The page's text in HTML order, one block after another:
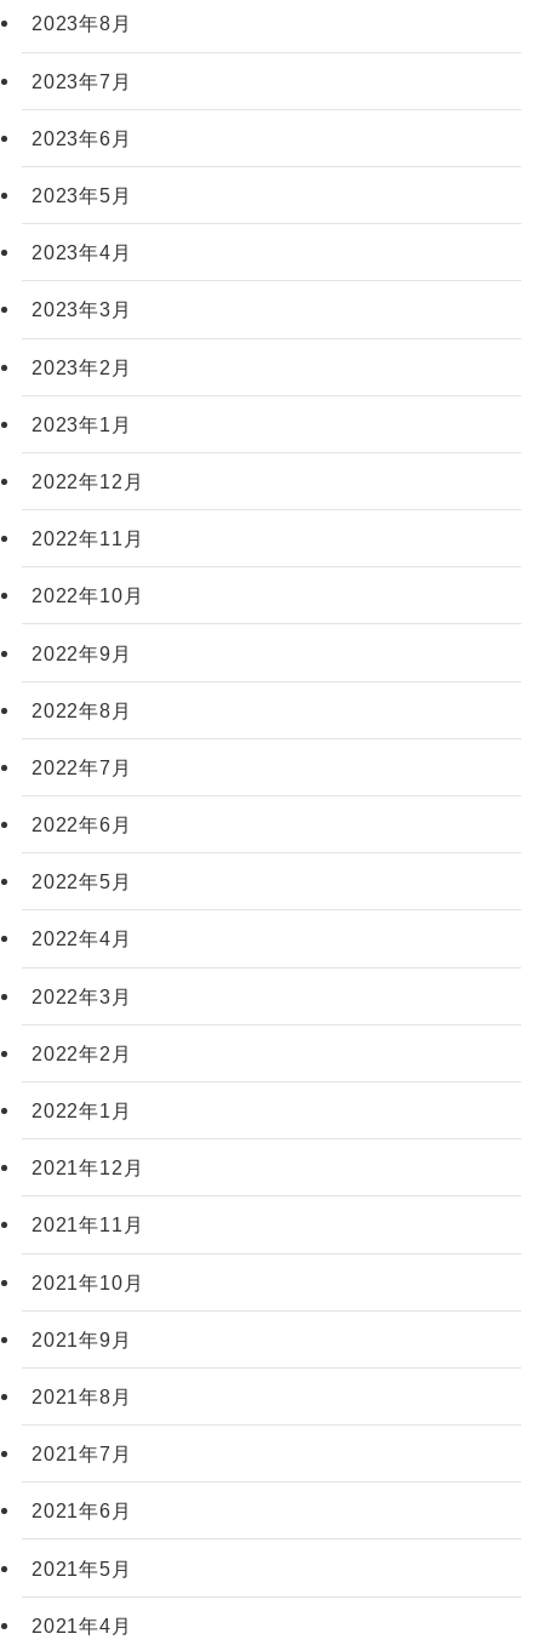
2023年8月
2023年7月
2023年6月
2023年5月
2023年4月
2023年3月
2023年2月
2023年1月
2022年12月
2022年11月
2022年10月
2022年9月
2022年8月
2022年7月
2022年6月
2022年5月
2022年4月
2022年3月
2022年2月
2022年1月
2021年12月
2021年11月
2021年10月
2021年9月
2021年8月
2021年7月
2021年6月
2021年5月
2021年4月